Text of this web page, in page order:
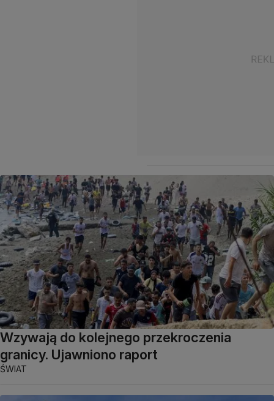
Wzywają do kolejnego przekroczenia
granicy. Ujawniono raport
ŚWIAT